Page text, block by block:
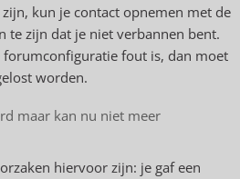
kun je contact opnemen met de
te zijn dat je niet verbannen bent.
fout is, dan moet
worden.
maar kan nu niet meer
hiervoor zijn: je gaf een